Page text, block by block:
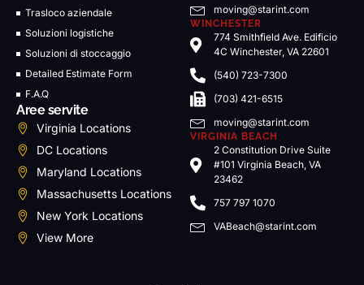
Trasloco aziendale
Soluzioni logistiche
Soluzioni di stoccaggio
Detailed Estimate Form
F.A.Q
Aree servite
Virginia Locations
DC Locations
Maryland Locations
Massachusetts Locations
New York Locations
View More
moving@starint.com
WINCHESTER
774 Smithfield Ave. Edificio
4C Winchester, VA 22601
(540) 723-7300
(703) 421-6515
moving@starint.com
VIRGINIA BEACH
2 Constitution Drive Suite
#101 Virginia Beach, VA
23462
757 797 1070
VABeach@starint.com